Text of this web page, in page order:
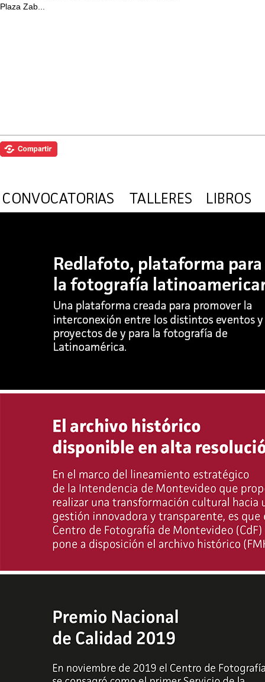
Plaza Zab...